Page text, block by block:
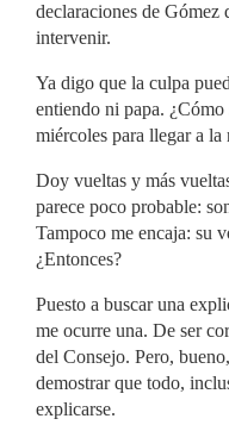
declaraciones de
intervenir.
Ya digo que la culpa
entiendo ni papa. ¿Cómo
miércoles para llegar a
Doy vueltas y más
parece poco probable:
Tampoco me encaja: su
¿Entonces?
Puesto a buscar una
me ocurre una. De ser
del Consejo. Pero,
demostrar que todo,
explicarse.